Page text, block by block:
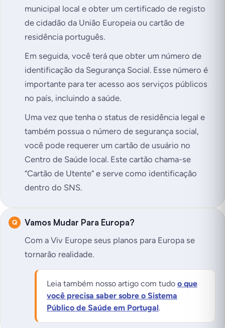
municipal local e obter um certificado de registo
de cidadão da União Europeia ou cartão de
residência português.
Em seguida, você terá que obter um número de
identificação da Segurança Social. Esse número é
importante para ter acesso aos serviços públicos
no país, incluindo a saúde.
Uma vez que tenha o status de residência legal e
também possua o número de segurança social,
você pode requerer um cartão de usuário no
Centro de Saúde local. Este cartão chama-se
“Cartão de Utente” e serve como identificação
dentro do SNS.
Vamos Mudar Para Europa?
Com a Viv Europe seus planos para Europa se
tornarão realidade.
Leia também nosso artigo com tudo o que
você precisa saber sobre o Sistema
Público de Saúde em Portugal.